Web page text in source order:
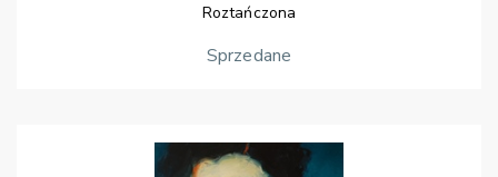
Roztańczona
Sprzedane